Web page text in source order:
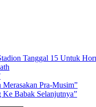
Tanggal 15 Untuk
Pra-Musim”
Ke Babak Selanjutnya”